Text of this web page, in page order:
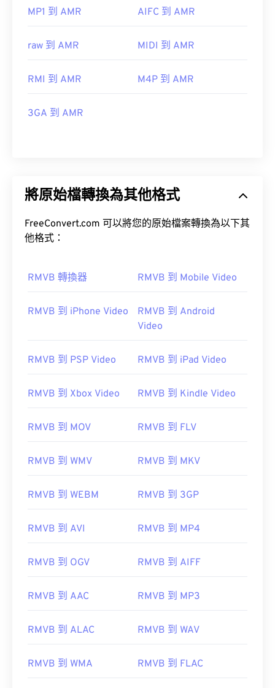
00 00 00
00 00 00
MP1 到 AMR AIFC 到 AMR
raw 到 AMR MIDI 到 AMR
RMI 到 AMR M4P 到 AMR
3GA 到 AMR
將原始檔轉換為其他格式
FreeConvert.com 可以將您的原始檔案轉換為以下其
他格式：
RMVB 轉換器 RMVB 到 Mobile Video
RMVB 到 iPhone Video
RMVB 到 Android
Video
RMVB 到 PSP Video RMVB 到 iPad Video
RMVB 到 Xbox Video RMVB 到 Kindle Video
RMVB 到 MOV RMVB 到 FLV
RMVB 到 WMV RMVB 到 MKV
RMVB 到 WEBM RMVB 到 3GP
RMVB 到 AVI RMVB 到 MP4
RMVB 到 OGV RMVB 到 AIFF
RMVB 到 AAC RMVB 到 MP3
RMVB 到 ALAC RMVB 到 WAV
RMVB 到 WMA RMVB 到 FLAC